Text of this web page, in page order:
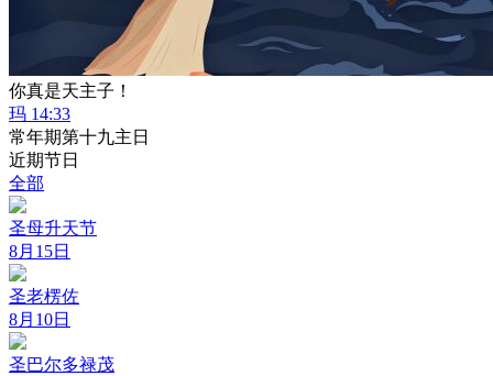
你真是天主子！
玛 14:33
常年期第十九主日
近期节日
全部
圣母升天节
8月15日
圣老楞佐
8月10日
圣巴尔多禄茂